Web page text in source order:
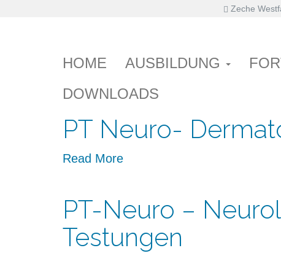
Zeche
HOME AUSBILDUNG
DOWNLOADS
PT Neuro-
Read More
PT-Neuro –
Testungen